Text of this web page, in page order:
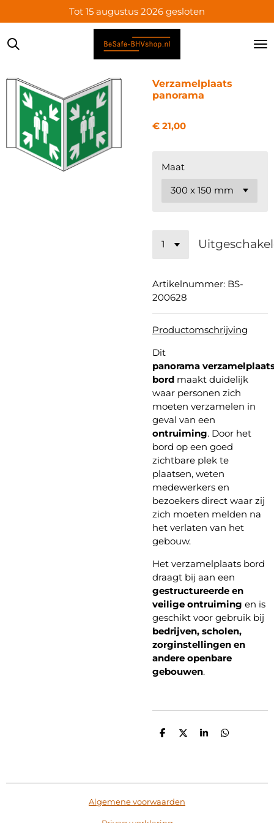
direct
naar
Tot 15 augustus 2026 gesloten
Verzamelplaats
panorama
€ 21,00
Maat
Artikelnummer: BS-
200628
Productomschrijving
Dit
panorama
bord maakt duidelijk
waar personen zich
moeten verzamelen in
geval van een
ontruiming. Door het
bord op een goed
zichtbare plek te
plaatsen, weten
medewerkers en
bezoekers direct waar zij
zich moeten melden na
het verlaten van het
gebouw.
Het verzamelplaats bord
draagt bij aan een
gestructureerde en
veilige ontruiming en is
geschikt voor gebruik bij
bedrijven, scholen,
zorginstellingen en
andere openbare
gebouwen.
D
D
S
D
Algemene voorwaarden